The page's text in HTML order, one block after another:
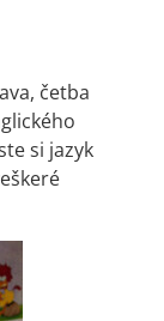
četba
si jazyk